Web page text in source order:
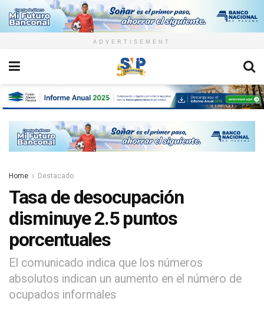
ADVERTISEMENT
Home Destacado
Tasa de desocupación
disminuye 2.5 puntos
porcentuales
El comunicado indica que los números
absolutos indican un aumento en el número de
ocupados informales